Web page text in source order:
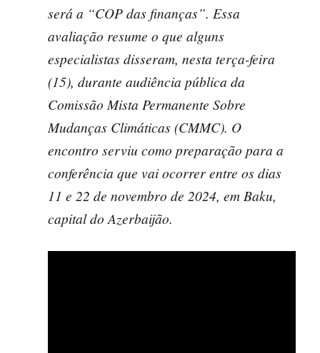
será a “COP das finanças”. Essa
avaliação resume o que alguns
especialistas disseram, nesta terça-feira
(15), durante audiência pública da
Comissão Mista Permanente Sobre
Mudanças Climáticas (CMMC). O
encontro serviu como preparação para a
conferência que vai ocorrer entre os dias
11 e 22 de novembro de 2024, em Baku,
capital do Azerbaijão.